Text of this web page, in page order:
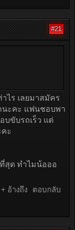
#21
ไร เลยมาสมัคร
นะคะ แฟนชอบพา
บขับรถเร็ว แต่
ะ
สุด ทำไมน้อออ
+ อ้างถึง ตอบกลับ